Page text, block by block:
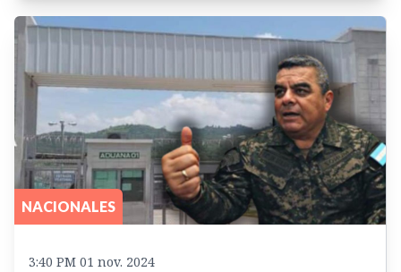
NACIONALES
3:40 PM 01 nov. 2024